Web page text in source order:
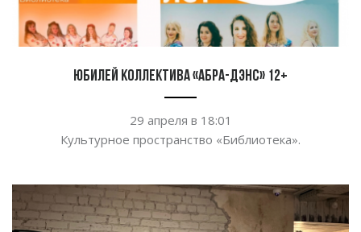
Юбилей коллектива «Абра-дэнс» 12+
29 апреля в 18:01
Культурное пространство «Библиотека».